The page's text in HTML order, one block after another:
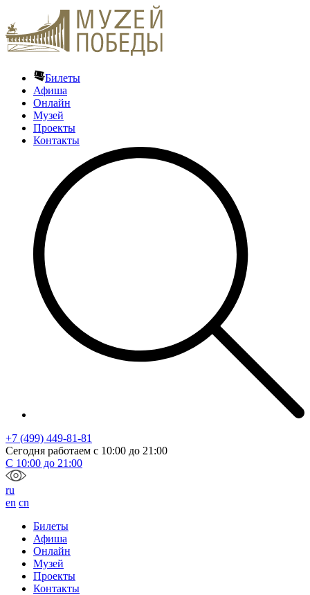
Билеты
Афиша
Онлайн
Музей
Проекты
Контакты
+7 (499) 449-81-81
Сегодня работаем с 10:00 до 21:00
С 10:00 до 21:00
ru
en cn
Билеты
Афиша
Онлайн
Музей
Проекты
Контакты